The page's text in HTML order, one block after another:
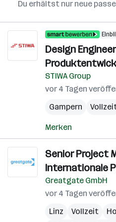
Du erhältst nur neue
Design
STIWA Group
vor 4 Tagen
Gampern
Merken
Senior Project
Internationale
Greatgate GmbH
vor 4 Tagen
Linz
Vollzeit